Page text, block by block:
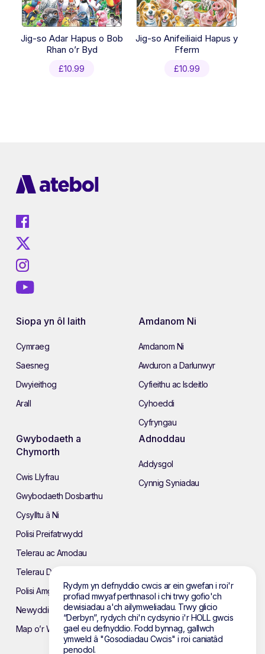
Jig-so Adar Hapus o Bob
Rhan o’r Byd
£10.99
Jig-so Anifeiliaid Hapus y
Fferm
£10.99
Siopa yn ôl Iaith
Cymraeg
Saesneg
Dwyieithog
Arall
Amdanom Ni
Amdanom Ni
Awduron a Darlunwyr
Cyfieithu ac Isdeitlo
Cyhoeddi
Cyfryngau
Gwybodaeth a
Chymorth
Cwis Llyfrau
Gwybodaeth Dosbarthu
Cysylltu â Ni
Polisi Preifatrwydd
Telerau ac Amodau
Telerau Defnyddio’r Wefan
Polisi Amgylcheddol
Newyddion
Map o’r Wefan
Adnoddau
Addysgol
Cynnig Syniadau
Rydym yn defnyddio cwcis ar ein gwefan i roi'r
profiad mwyaf perthnasol i chi trwy gofio'ch
dewisiadau a'ch ailymweliadau. Trwy glicio
“Derbyn”, rydych chi'n cydsynio i'r HOLL gwcis
gael eu defnyddio. Fodd bynnag, gallwch
ymweld â "Gosodiadau Cwcis" i roi caniatâd
penodol.